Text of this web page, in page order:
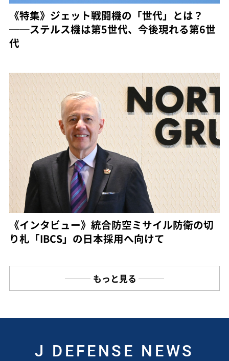
《特集》ジェット戦闘機の「世代」とは？
──ステルス機は第5世代、今後現れる第6世
代
《インタビュー》統合防空ミサイル防衛の切
り札「IBCS」の日本採用へ向けて
もっと見る
J DEFENSE NEWS